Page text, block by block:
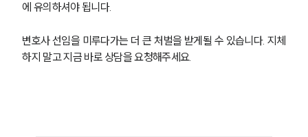
에 유의하셔야 됩니다.
변호사 선임을 미루다가는 더 큰 처벌을 받게될 수 있습니다. 지체
하지 말고 지금 바로 상담을 요청해주세요.